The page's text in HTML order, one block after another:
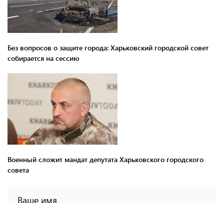
Без вопросов о защите города: Харьковский городской совет
собирается на сессию
Военный сложит мандат депутата Харьковского городского
совета
Ваше имя